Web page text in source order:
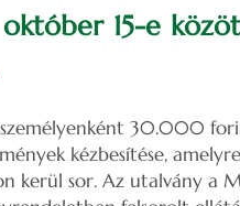
15-e
30.000
kézbesítése,
kerül sor. Az utalvány a